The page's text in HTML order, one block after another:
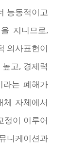
능동적이고
지니므로,
의사표현이
고, 경제력
라는 폐해가
체 자체에서
정이 이루어
니케이션과